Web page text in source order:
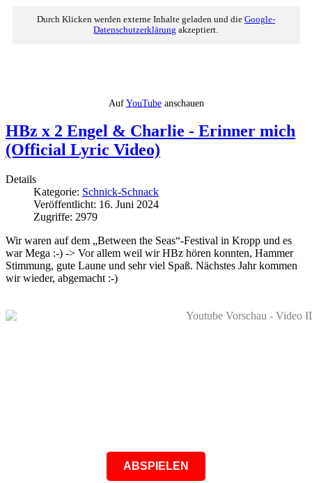
Durch Klicken werden externe Inhalte geladen und die Google-
Datenschutzerklärung akzeptiert.
AufYouTubeanschauen
HBz x 2 Engel & Charlie - Erinner mich
(Official Lyric Video)
Details
Kategorie: Schnick-Schnack
Veröffentlicht: 16. Juni 2024
Zugriffe: 2979
Wir waren auf dem „Between the Seas“-Festival in Kropp und es
war Mega :-) -> Vor allem weil wir HBz hören konnten, Hammer
Stimmung, gute Laune und sehr viel Spaß. Nächstes Jahr kommen
wir wieder, abgemacht :-)
ABSPIELEN